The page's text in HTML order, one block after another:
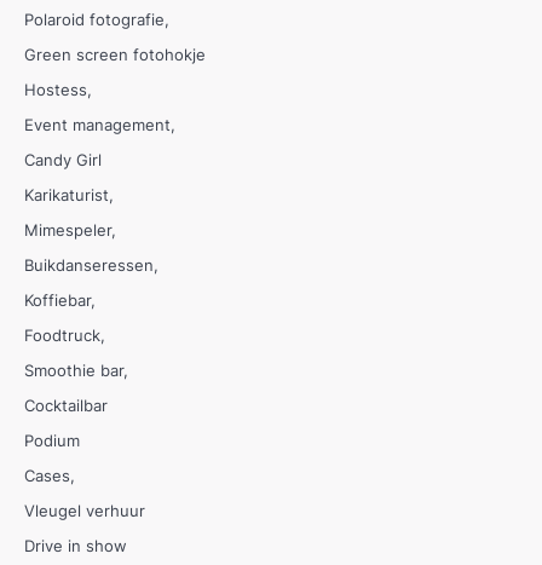
Polaroid fotografie
Green screen fotohokje
Hostess
Event management
Candy Girl
Karikaturist
Mimespeler
Buikdanseressen
Koffiebar
Foodtruck
Smoothie bar
Cocktailbar
Podium
Cases
Vleugel verhuur
Drive in show